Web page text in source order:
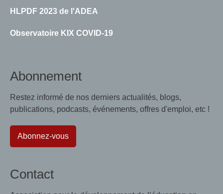
HLPDF 2023 de l'ADEA
Observatoire KIX COVID-19
Abonnement
Restez informé de nos derniers actualités, blogs,
publications, podcasts, événements, offres d'emploi, etc !
Abonnez-vous
Contact